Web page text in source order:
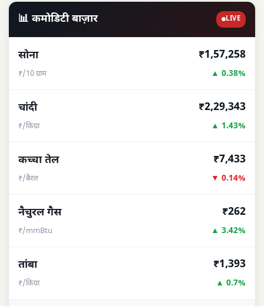
📊 कमोडिटी बाज़ार LIVE
सोना
₹/10 ग्राम
₹1,57,258
▲ 0.38%
चांदी
₹/किग्रा
₹2,29,343
▲ 1.43%
कच्चा तेल
₹/बैरल
₹7,433
▼ 0.14%
नैचुरल गैस
₹/mmBtu
₹262
▲ 3.42%
तांबा
₹/किग्रा
₹1,393
▲ 0.7%